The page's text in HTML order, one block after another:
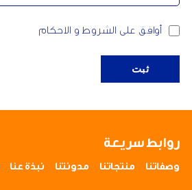
أوافق على الشروط و الاحكام
ثبت
روابط سريعة
وصفاتنا منتجاتنا مدونتنا نبذة عنا